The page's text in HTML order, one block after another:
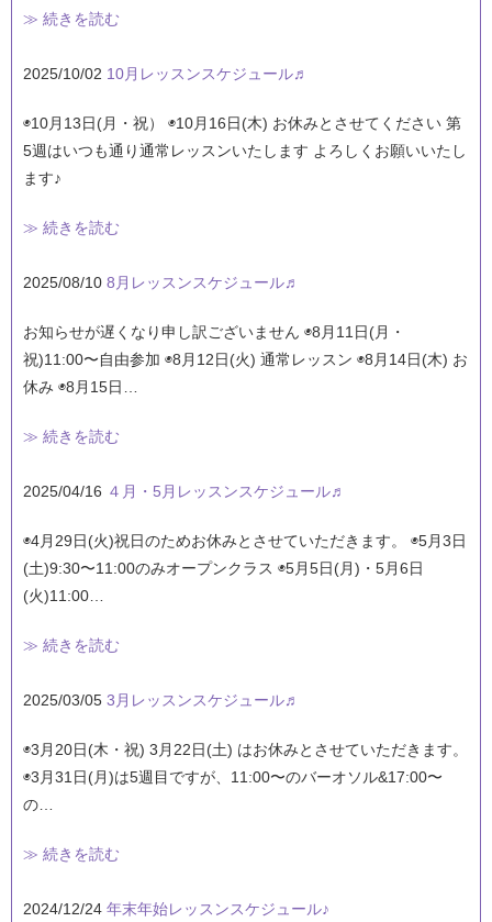
≫ 続きを読む
2025/10/02 10月レッスンスケジュール♬
◉10月13日(月・祝） ◉10月16日(木) お休みとさせてください 第
5週はいつも通り通常レッスンいたします よろしくお願いいたし
ます♪
≫ 続きを読む
2025/08/10 8月レッスンスケジュール♬
お知らせが遅くなり申し訳ございません ◉8月11日(月・
祝)11:00〜自由参加 ◉8月12日(火) 通常レッスン ◉8月14日(木) お
休み ◉8月15日…
≫ 続きを読む
2025/04/16 ４月・5月レッスンスケジュール♬
◉4月29日(火)祝日のためお休みとさせていただきます。 ◉5月3日
(土)9:30〜11:00のみオープンクラス ◉5月5日(月)・5月6日
(火)11:00…
≫ 続きを読む
2025/03/05 3月レッスンスケジュール♬
◉3月20日(木・祝) 3月22日(土) はお休みとさせていただきます。
◉3月31日(月)は5週目ですが、11:00〜のバーオソル&17:00〜
の…
≫ 続きを読む
2024/12/24 年末年始レッスンスケジュール♪